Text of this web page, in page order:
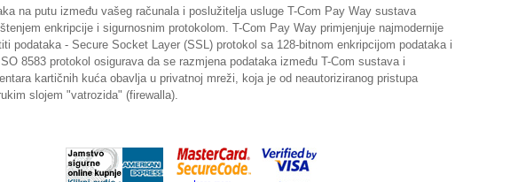
na putu između vašeg računala i poslužitelja usluge T-Com Pay Way sustava
enkripcije i sigurnosnim protokolom. T-Com Pay Way primjenjuje najmodernije
podataka - Secure Socket Layer (SSL) protokol sa 128-bitnom enkripcijom podataka i
8583 protokol osigurava da se razmjena podataka između T-Com sustava i
kartičnih kuća obavlja u privatnoj mreži, koja je od neautoriziranog pristupa
slojem "vatrozida" (firewalla).